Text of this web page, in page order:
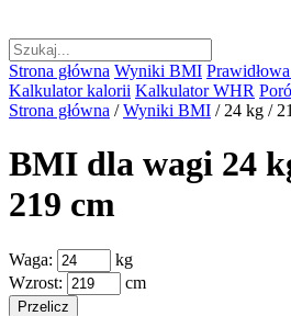
Strona główna Wyniki BMI
Kalkulator kalorii Kalkulator WHR
Strona główna / Wyniki BMI / 24 kg /
BMI dla wagi 24
219 cm
Waga:
kg
Wzrost:
cm
Przelicz